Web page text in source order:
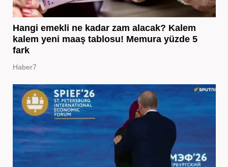
Hangi emekli ne kadar zam alacak? Kalem
kalem yeni maaş tablosu! Memura yüzde 5
fark
Haber7